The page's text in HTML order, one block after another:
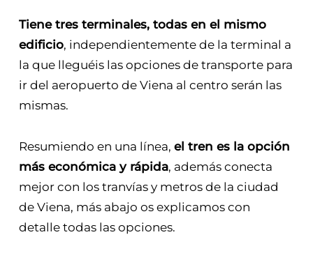
Tiene tres terminales, todas en el mismo
edificio, independientemente de la terminal a
la que lleguéis las opciones de transporte para
ir del aeropuerto de Viena al centro serán las
mismas.
Resumiendo en una línea, el tren es la opción
más económica y rápida, además conecta
mejor con los tranvías y metros de la ciudad
de Viena, más abajo os explicamos con
detalle todas las opciones.